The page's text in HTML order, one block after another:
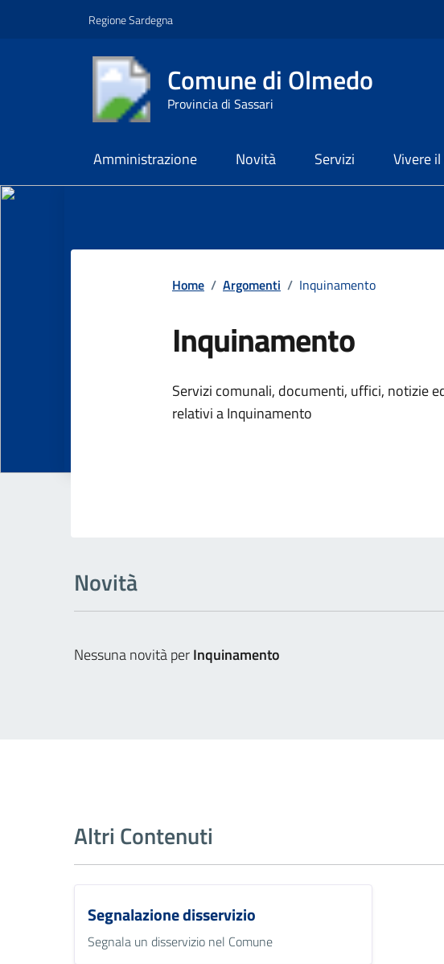
Regione Sardegna
Comune di Olmedo
Provincia di Sassari
Amministrazione Novità Servizi Vivere
Contenuti in evidenza
Home / Argomenti / Inquinamento
Inquinamento
Dettagli
Servizi comunali, documenti, uffici, notizie
relativi a Inquinamento
Novità
Nessuna novità perInquinamento
Altri Contenuti
Segnalazione disservizio
Segnala un disservizio nel Comune